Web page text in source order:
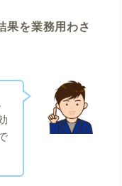
果を業務用わさ